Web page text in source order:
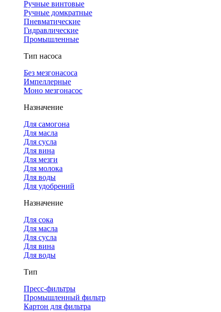
Ручные винтовые
Ручные домкратные
Пневматические
Гидравлические
Промышленные
Тип насоса
Без мезгонасоса
Импеллерные
Моно мезгонасос
Назначение
Для самогона
Для масла
Для сусла
Для вина
Для мезги
Для молока
Для воды
Для удобрений
Назначение
Для сока
Для масла
Для сусла
Для вина
Для воды
Тип
Пресс-фильтры
Промышленный фильтр
Картон для фильтра